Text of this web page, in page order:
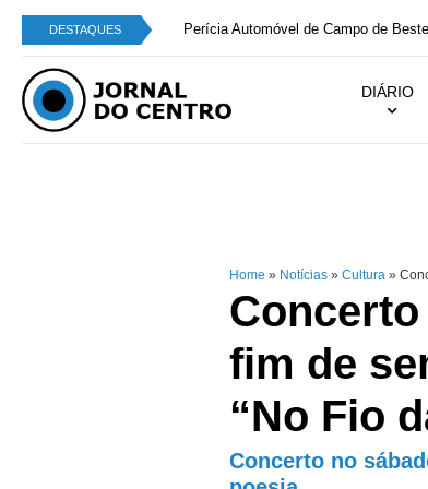
DESTAQUES Perícia Automóvel de Campo de
DIÁRIO
Home » Notícias » Cultura »
fim de
“No Fio
Concerto no